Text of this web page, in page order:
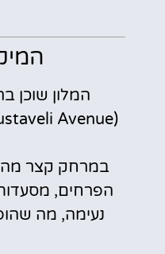
במרחק קצר
נעימה, מה